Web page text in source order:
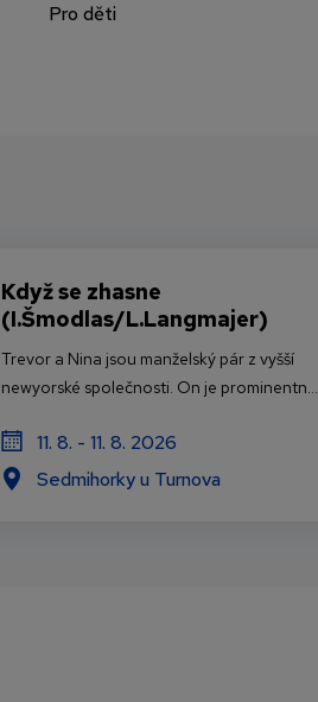
Pro děti
Když se zhasne
(I.Šmodlas/L.Langmajer)
Trevor a Nina jsou manželský pár z vyšší
newyorské společnosti. On je prominentn...
11. 8. - 11. 8. 2026
Sedmihorky u Turnova